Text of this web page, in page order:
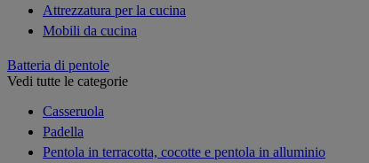
Attrezzatura per la cucina
Mobili da cucina
Batteria di pentole
Vedi tutte le categorie
Casseruola
Padella
Pentola in terracotta, cocotte e pentola in alluminio